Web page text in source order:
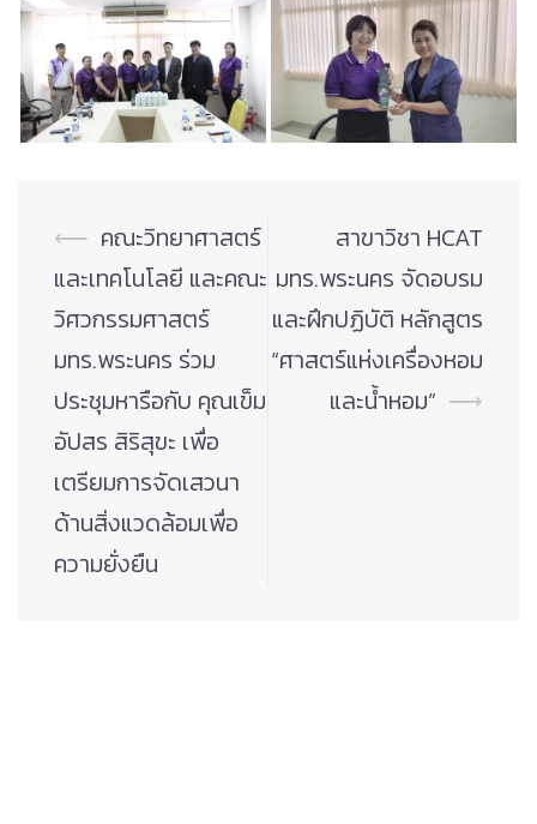
Post
navigation
⟵ คณะวิทยาศาสตร์
และเทคโนโลยี และคณะ
วิศวกรรมศาสตร์
มทร.พระนคร ร่วม
ประชุมหารือกับ คุณเข็ม
อัปสร สิริสุขะ เพื่อ
เตรียมการจัดเสวนา
ด้านสิ่งแวดล้อมเพื่อ
ความยั่งยืน
สาขาวิชา HCAT
มทร.พระนคร จัดอบรม
และฝึกปฏิบัติ หลักสูตร
“ศาสตร์แห่งเครื่องหอม
และน้ำหอม” ⟶